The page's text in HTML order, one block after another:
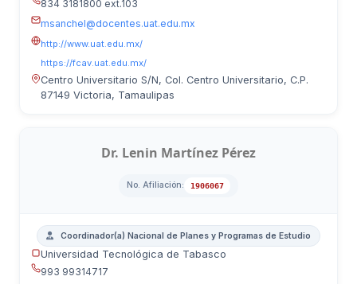
834 3181800 ext.103
msanchel@docentes.uat.edu.mx
http://www.uat.edu.mx/
https://fcav.uat.edu.mx/
Centro Universitario S/N, Col. Centro Universitario, C.P.
87149 Victoria, Tamaulipas
Dr. Lenin Martínez Pérez
No. Afiliación: 1906067
Coordinador(a) Nacional de Planes y Programas de Estudio
Universidad Tecnológica de Tabasco
993 99314717